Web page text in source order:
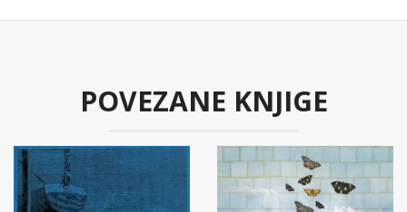
POVEZANE KNJIGE